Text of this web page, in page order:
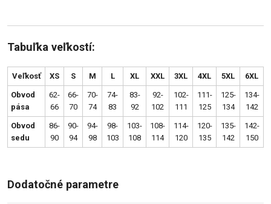
Tabuľka veľkostí:
Veľkosť XS S M L XL XXL 3XL 4XL 5XL 6XL
Obvod
pása
62-
66
66-
70
70-
74
74-
83
83-
92
92-
102
102-
111
111-
125
125-
134
134-
142
Obvod
sedu
86-
90
90-
94
94-
98
98-
103
103-
108
108-
114
114-
120
120-
135
135-
142
142-
150
Dodatočné parametre